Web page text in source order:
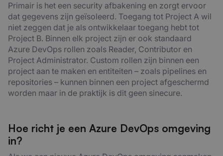
Primair is het een security afbakening en zorgt ervoor
dat gegevens zijn geïsoleerd. Toegang tot Project A wil
niet zeggen dat je als ontwikkelaar toegang hebt tot
Project B. Binnen elk project zijn er ook standaard
Azure DevOps rollen zoals Reader, Contributor en
Project Administrator. Custom rollen zijn binnen een
project aan te maken en entiteiten – zoals pipelines en
repositories – kunnen binnen een project afgeschermd
worden maar in de praktijk is dit geen sinecure.
Hoe richt je een Azure DevOps omgeving
in?